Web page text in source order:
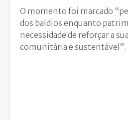
O momento foi marcado
dos baldios enquanto
necessidade de reforçar a
comunitária e sustentável”.